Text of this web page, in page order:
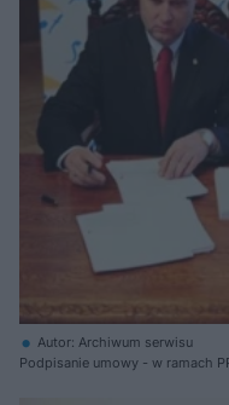
Autor: Archiwum serwisu
Podpisanie umowy - w ramach